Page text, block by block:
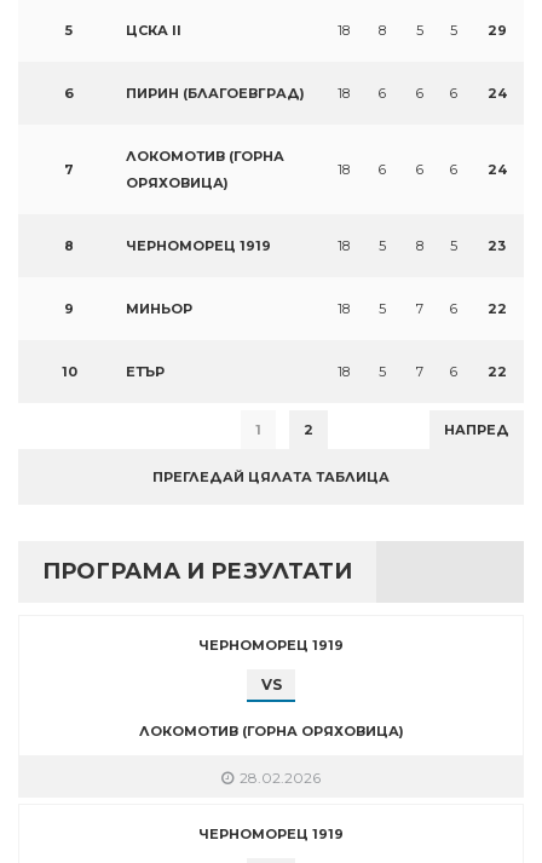
5 ЦСКА II 18 8 5 5 29
6 ПИРИН (БЛАГОЕВГРАД) 18 6 6 6 24
7
ЛОКОМОТИВ (ГОРНА
ОРЯХОВИЦА)
18 6 6 6 24
8 ЧЕРНОМОРЕЦ 1919 18 5 8 5 23
9 МИНЬОР 18 5 7 6 22
10 ЕТЪР 18 5 7 6 22
1 2 НАПРЕД
ПРЕГЛЕДАЙ ЦЯЛАТА ТАБЛИЦА
ПРОГРАМА И РЕЗУЛТАТИ
ЧЕРНОМОРЕЦ 1919
VS
ЛОКОМОТИВ (ГОРНА ОРЯХОВИЦА)
28.02.2026
ЧЕРНОМОРЕЦ 1919